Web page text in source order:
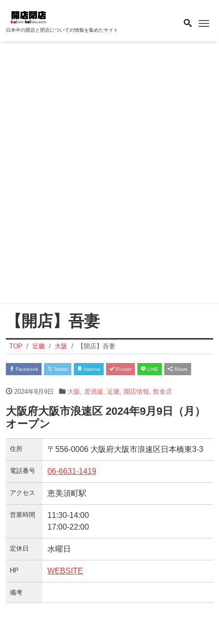
日本中の開店と閉店についての情報を集めたサイト
【開店】吾妻
TOP 近畿 大阪 【開店】吾妻
Facebook Twitter Hatena Pocket LINE Share
2024年9月9日 大阪 居酒屋 近畿, 開店情報 飲食店
大阪府大阪市浪速区 2024年9月9日（月）
オープン
住所 〒556-0006 大阪府大阪市浪速区日本橋東3-3
電話番号 06-6631-1419
アクセス 恵美須町駅
営業時間
11:30-14:00
17:00-22:00
定休日 水曜日
HP WEBSITE
備考